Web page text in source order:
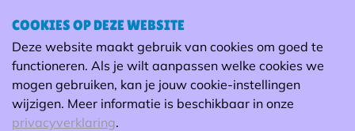
Werk van hoge kwaliteit
Stefanie Van Hemelen - CEO van Norta
Bij Norta zien we dat de elektrische de gewone fiets meer
COOKIES OP DEZE WEBSITE
Deze website maakt gebruik van cookies om goed te
functioneren. Als je wilt aanpassen welke cookies we
mogen gebruiken, kan je jouw cookie-instellingen
wijzigen. Meer informatie is beschikbaar in onze
privacyverklaring.